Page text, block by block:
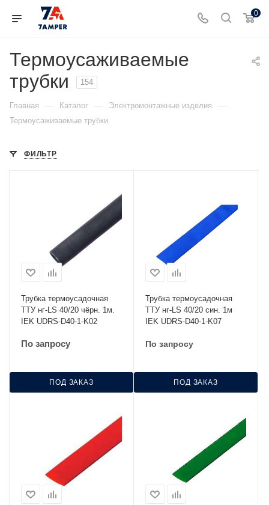
0
Термоусаживаемые
трубки
154
Главная — Каталог — Электромонтажные изделия —
Термоусаживаемые трубки
ФИЛЬТР
Трубка термоусадочная
ТТУ нг-LS 40/20 чёрн. 1м.
IEK UDRS-D40-1-K02
По запросу
ПОД ЗАКАЗ
Трубка термоусадочная
ТТУ нг-LS 40/20 син. 1м
IEK UDRS-D40-1-K07
По запросу
ПОД ЗАКАЗ